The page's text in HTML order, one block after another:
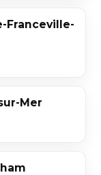
Franceville-
Mer